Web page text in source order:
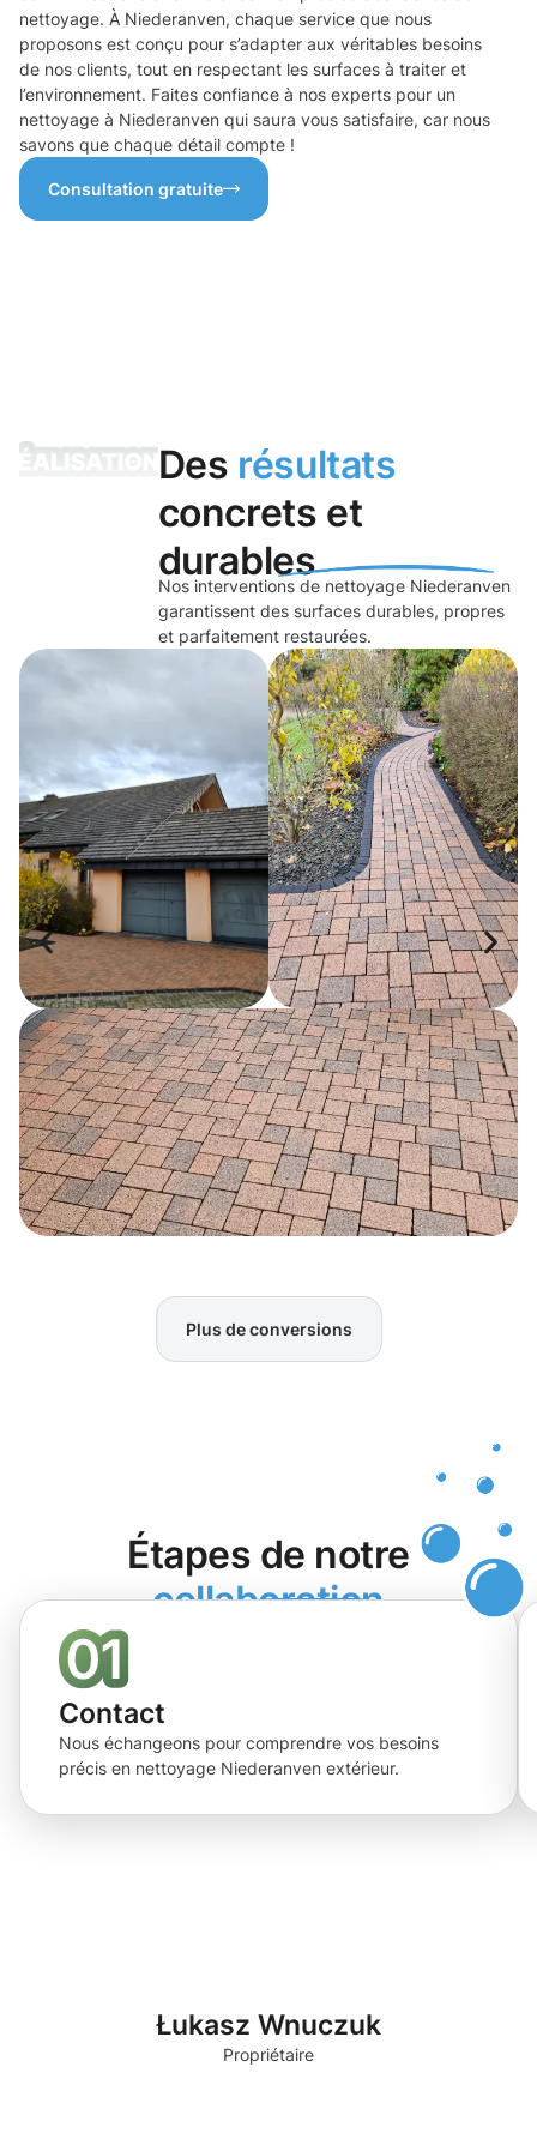
nettoyage. À Niederanven, chaque service que nous
proposons est conçu pour s’adapter aux véritables besoins
de nos clients, tout en respectant les surfaces à traiter et
l’environnement. Faites confiance à nos experts pour un
nettoyage à Niederanven qui saura vous satisfaire, car nous
savons que chaque détail compte !
Consultation gratuite
Des résultats
concrets et
durables
Nos interventions de nettoyage Niederanven
garantissent des surfaces durables, propres
et parfaitement restaurées.
Plus de conversions
Étapes de notre
collaboration
Contact
Nous échangeons pour comprendre vos besoins
précis en nettoyage Niederanven extérieur.
Łukasz Wnuczuk
Propriétaire